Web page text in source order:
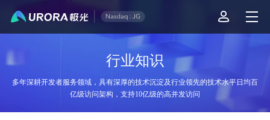
行业知识
多年深耕开发者服务领域，具有深厚的技术沉淀及行业领先的技术水平日均百
亿级访问架构，支持10亿级的高并发访问